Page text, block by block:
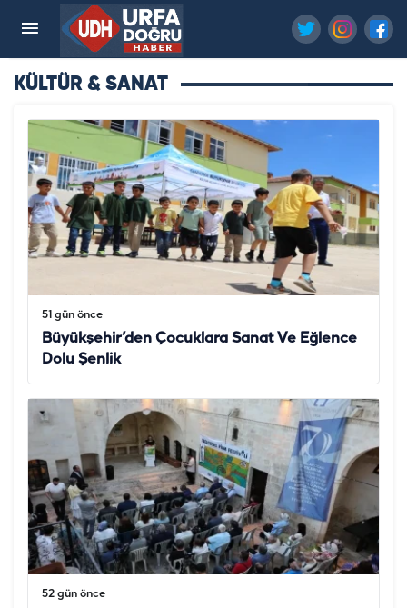
KÜLTÜR & SANAT
51 gün önce
Büyükşehir’den Çocuklara Sanat Ve Eğlence
Dolu Şenlik
52 gün önce